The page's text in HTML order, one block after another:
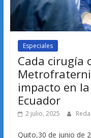
Especiales
Cada cirugía
impacto en
Ecuador
2 julio, 2025
Quito,30 de junio de